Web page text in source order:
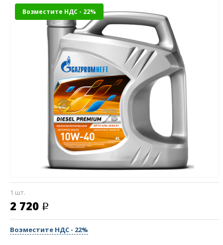
Возместите НДС - 22%
1 шт.
2 720
Возместите НДС - 22%